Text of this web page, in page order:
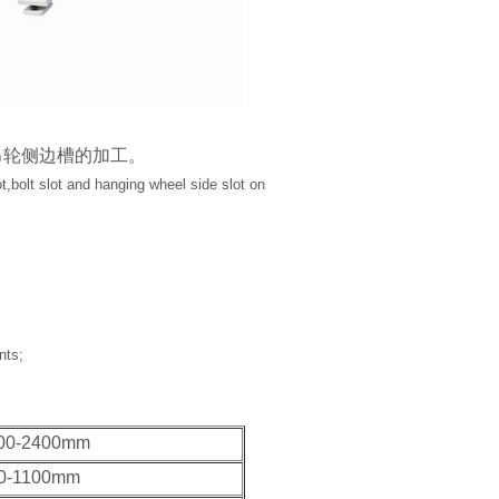
侧边槽的加工。
slot and hanging wheel side slot on
2400mm
1100mm